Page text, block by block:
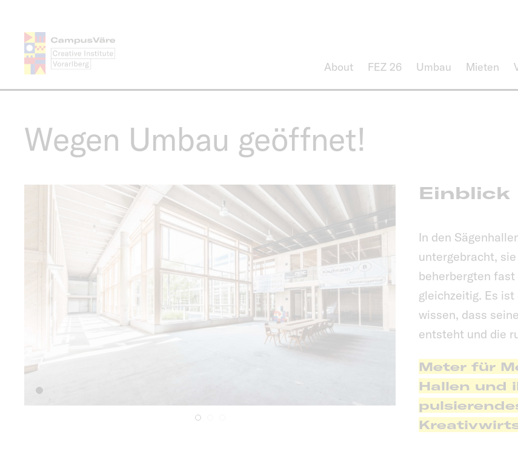
About FEZ 26 Umbau Mieten
Wegen Umbau geöffnet!
Einblick
In den
untergebracht,
beherbergten
gleichzeitig. Es
wissen, dass
entsteht und die
Meter für
Hallen und